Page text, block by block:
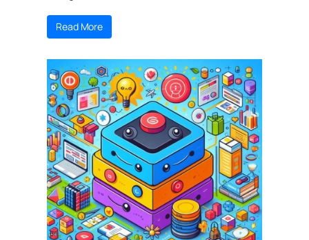
Read More